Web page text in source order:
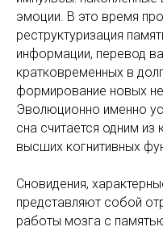
эмоции. В это время
реструктуризация
информации, перевод
кратковременных в
формирование новых
Эволюционно именно
сна считается одним
высших когнитивных
Сновидения,
представляют собой
работы мозга с